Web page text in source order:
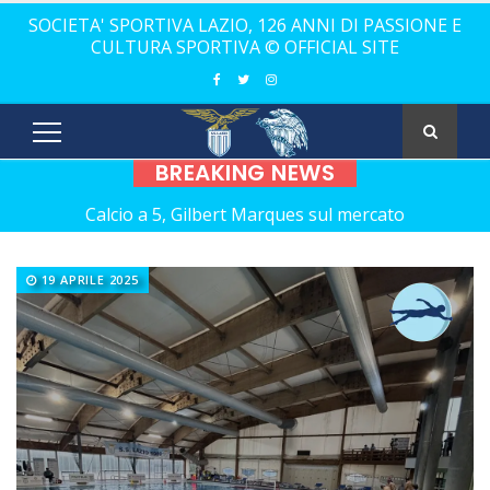
SOCIETA' SPORTIVA LAZIO, 126 ANNI DI PASSIONE E
CULTURA SPORTIVA © OFFICIAL SITE
BREAKING NEWS
Calcio a 5, Gilbert Marques sul mercato
Calcio a 5: Barca e Conticelli, il canto libero della Lazio!
La Lazio completa la squadra con Grasso
Rugby, il 18 ottobre debutto a Catania
Calcio a 5 femminile, ecco le 11 rivali della Lazio
21 anni senza Bomber Fiorini: nostalgia!
19 APRILE 2025